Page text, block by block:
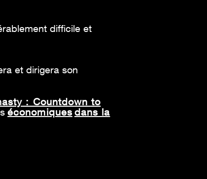
difficile et
et dirigera son
: Countdown to
économiquesdans la